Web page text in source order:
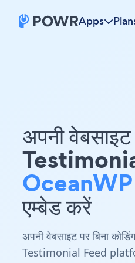
Apps
अपनी
OceanWP
एम्बेड करें
अपनी वेबसाइट पर बिना
Testimonial Feed